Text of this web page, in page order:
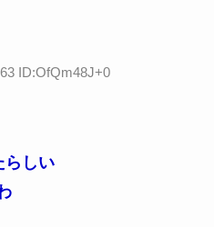
ID:OfQm48J+0
らしい